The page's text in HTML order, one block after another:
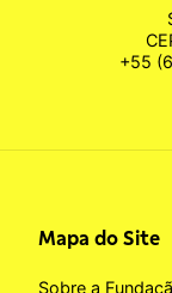
+55
Mapa do Site
Sobre a